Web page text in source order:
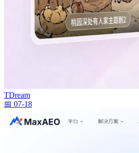
TDream
📅 07-18